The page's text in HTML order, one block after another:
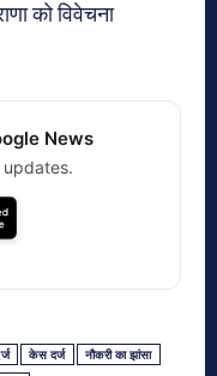
को विवेचना
News
updates.
केस दर्ज नौकरी का झांसा